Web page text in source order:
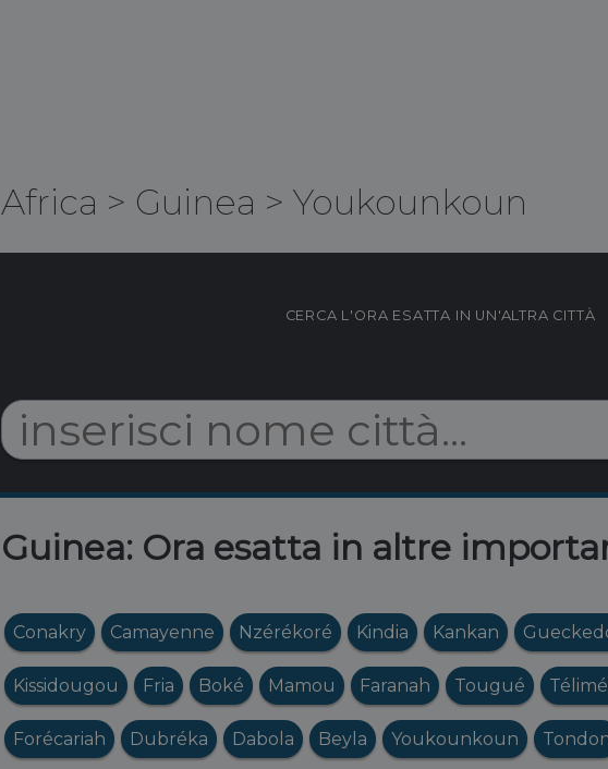
Africa > Guinea > Youkounkoun
CERCA L'ORA ESATTA IN UN'ALTRA CITTÀ
Guinea: Ora esatta in altre
Conakry Camayenne Nzérékoré Kindia Kankan
Kissidougou Fria Boké Mamou Faranah Tougué
Forécariah Dubréka Dabola Beyla Youkounkoun